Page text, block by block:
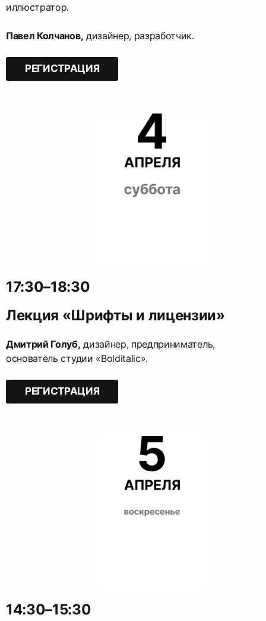
иллюстратор.
Павел Колчанов, дизайнер, разработчик.
РЕГИСТРАЦИЯ
17:30–18:30
Лекция «Шрифты и лицензии»
Дмитрий Голуб, дизайнер, предприниматель,
основатель студии «Bolditalic».
РЕГИСТРАЦИЯ
14:30–15:30